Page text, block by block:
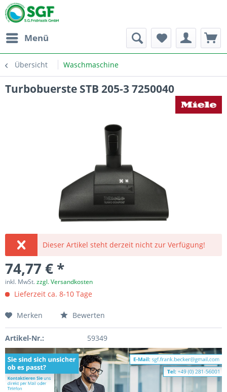
Menü
Übersicht Waschmaschine
Turbobuerste STB 205-3 7250040
Dieser Artikel steht derzeit nicht zur Verfügung!
74,77 € *
inkl. MwSt.zzgl. Versandkosten
Lieferzeit ca. 8-10 Tage
Merken Bewerten
Artikel-Nr.: 59349